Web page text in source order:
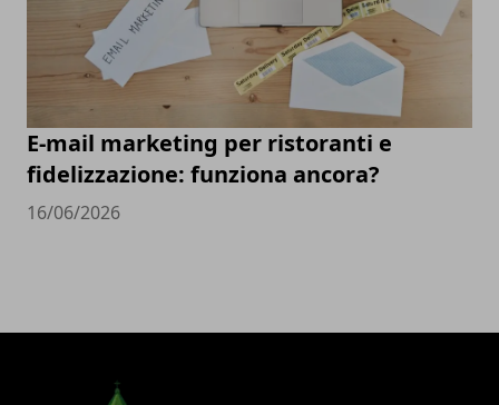
E-mail marketing per ristoranti e
fidelizzazione: funziona ancora?
16/06/2026